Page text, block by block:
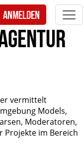
ANMELDEN
vermittelt
Models,
Moderatoren,
Projekte im Bereich